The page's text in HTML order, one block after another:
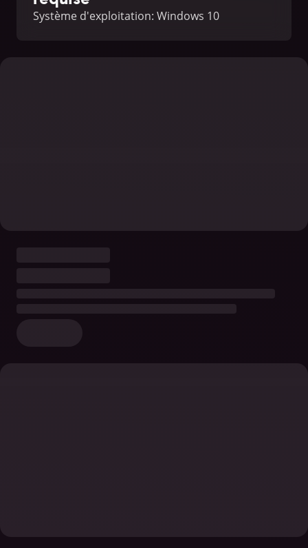
Système d'exploitation: Windows 10